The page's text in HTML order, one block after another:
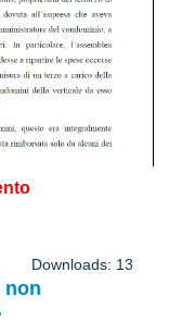
Downloads: 13
non